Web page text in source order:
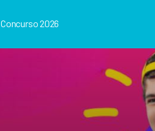
Concurso 2026